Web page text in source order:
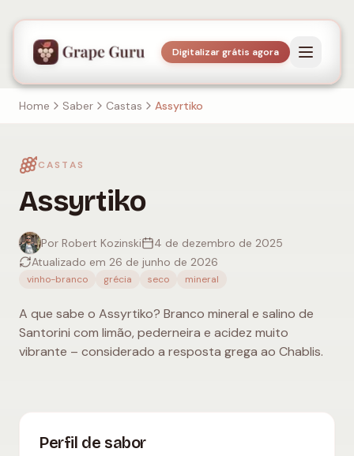
Digitalizar grátis agora
Home Saber Castas Assyrtiko
CASTAS
Assyrtiko
Por Robert Kozinski
4 de dezembro de 2025
Atualizado em 26 de junho de 2026
vinho-branco grécia seco mineral
A que sabe o Assyrtiko? Branco mineral e salino de
Santorini com limão, pederneira e acidez muito
vibrante – considerado a resposta grega ao Chablis.
Perfil de sabor